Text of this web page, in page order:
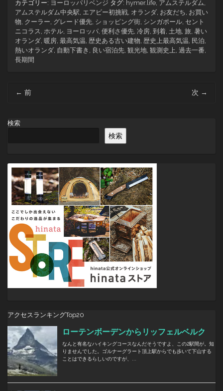
カテゴリー: ヨーロッパリベンジ タグ: hymer.life, アムステルダム,
アムステルダム中央駅, エアビー初挑戦, オランダ, お友だち, お買い
物, クーラー, グレード優先, ショッピング街, シンガポール, セント
ニコラス, ホテル, ヨーロッパ, 便利さ優先, 冷房, 到着, 土地, 旅, 暑い
オランダ, 暖房, 最高気温, 歴史ある古い建物, 歴史上最高気温, 民泊,
熱いオランダ, 自動下書き , 良い宿泊先, 観光地, 観測史上, 過去一番,
長期間
ビ
ゲ
← 前 次 →
検索
検索
アクセスランキングTop20